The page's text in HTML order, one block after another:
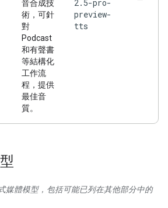
音合成技
術，可針
對
Podcast
和有聲書
等結構化
工作流
程，提供
最佳音
質。
2.5-pro-
preview-
tts
媒體模型，包括可能已列在其他部分中的